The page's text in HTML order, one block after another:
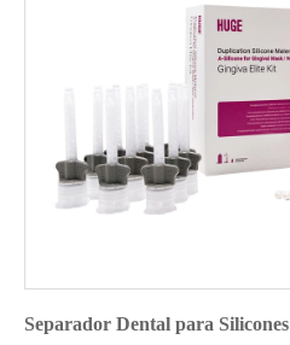
Separador Dental para Silicones